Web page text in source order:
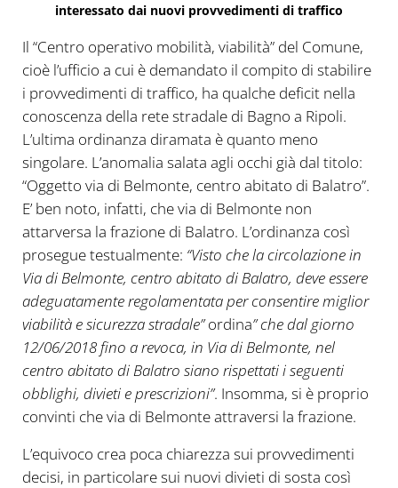
interessato dai nuovi provvedimenti di traffico
Il “Centro operativo mobilità, viabilità” del Comune,
cioè l’ufficio a cui è demandato il compito di stabilire
i provvedimenti di traffico, ha qualche deficit nella
conoscenza della rete stradale di Bagno a Ripoli.
L’ultima ordinanza diramata è quanto meno
singolare. L’anomalia salata agli occhi già dal titolo:
“Oggetto via di Belmonte, centro abitato di Balatro”.
E’ ben noto, infatti, che via di Belmonte non
attarversa la frazione di Balatro. L’ordinanza così
prosegue testualmente: “Visto che la circolazione in
Via di Belmonte, centro abitato di Balatro, deve essere
adeguatamente regolamentata per consentire miglior
viabilità e sicurezza stradale”ordina” che dal giorno
12/06/2018 fino a revoca, in Via di Belmonte, nel
centro abitato di Balatro siano rispettati i seguenti
obblighi, divieti e prescrizioni”. Insomma, si è proprio
convinti che via di Belmonte attraversi la frazione.
L’equivoco crea poca chiarezza sui provvedimenti
decisi, in particolare sui nuovi divieti di sosta così